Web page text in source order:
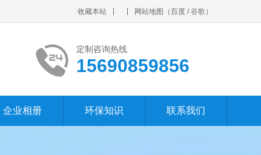
收藏本站 网站地图 （百度 /谷歌 ）
定制咨询热线
15690859856
企业相册 环保知识 联系我们